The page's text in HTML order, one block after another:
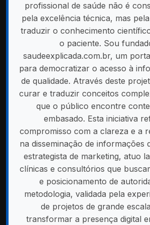
profissional de saúde não é
pela excelência técnica, mas
traduzir o conhecimento
o paciente. Sou
saudeexplicada.com.br, um
para democratizar o acesso à
de qualidade. Através deste
curar e traduzir conceitos
que o público encontre
embasado. Esta iniciativa
compromisso com a clareza e a
na disseminação de informações
estrategista de marketing, atuo
clínicas e consultórios que
e posicionamento de
metodologia, validada pela
de projetos de grande
transformar a presença digital